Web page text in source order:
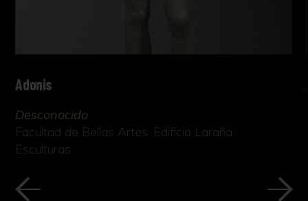
Adonis
Desconocido
Facultad de Bellas Artes. Edificio Laraña
Esculturas